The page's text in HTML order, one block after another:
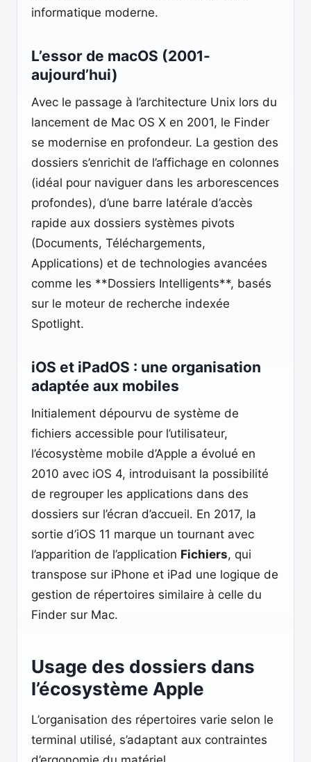
informatique moderne.
L’essor de macOS (2001-
aujourd’hui)
Avec le passage à l’architecture Unix lors du
lancement de Mac OS X en 2001, le Finder
se modernise en profondeur. La gestion des
dossiers s’enrichit de l’affichage en colonnes
(idéal pour naviguer dans les arborescences
profondes), d’une barre latérale d’accès
rapide aux dossiers systèmes pivots
(Documents, Téléchargements,
Applications) et de technologies avancées
comme les **Dossiers Intelligents**, basés
sur le moteur de recherche indexée
Spotlight.
iOS et iPadOS : une organisation
adaptée aux mobiles
Initialement dépourvu de système de
fichiers accessible pour l’utilisateur,
l’écosystème mobile d’Apple a évolué en
2010 avec iOS 4, introduisant la possibilité
de regrouper les applications dans des
dossiers sur l’écran d’accueil. En 2017, la
sortie d’iOS 11 marque un tournant avec
l’apparition de l’application Fichiers, qui
transpose sur iPhone et iPad une logique de
gestion de répertoires similaire à celle du
Finder sur Mac.
Usage des dossiers dans
l’écosystème Apple
L’organisation des répertoires varie selon le
terminal utilisé, s’adaptant aux contraintes